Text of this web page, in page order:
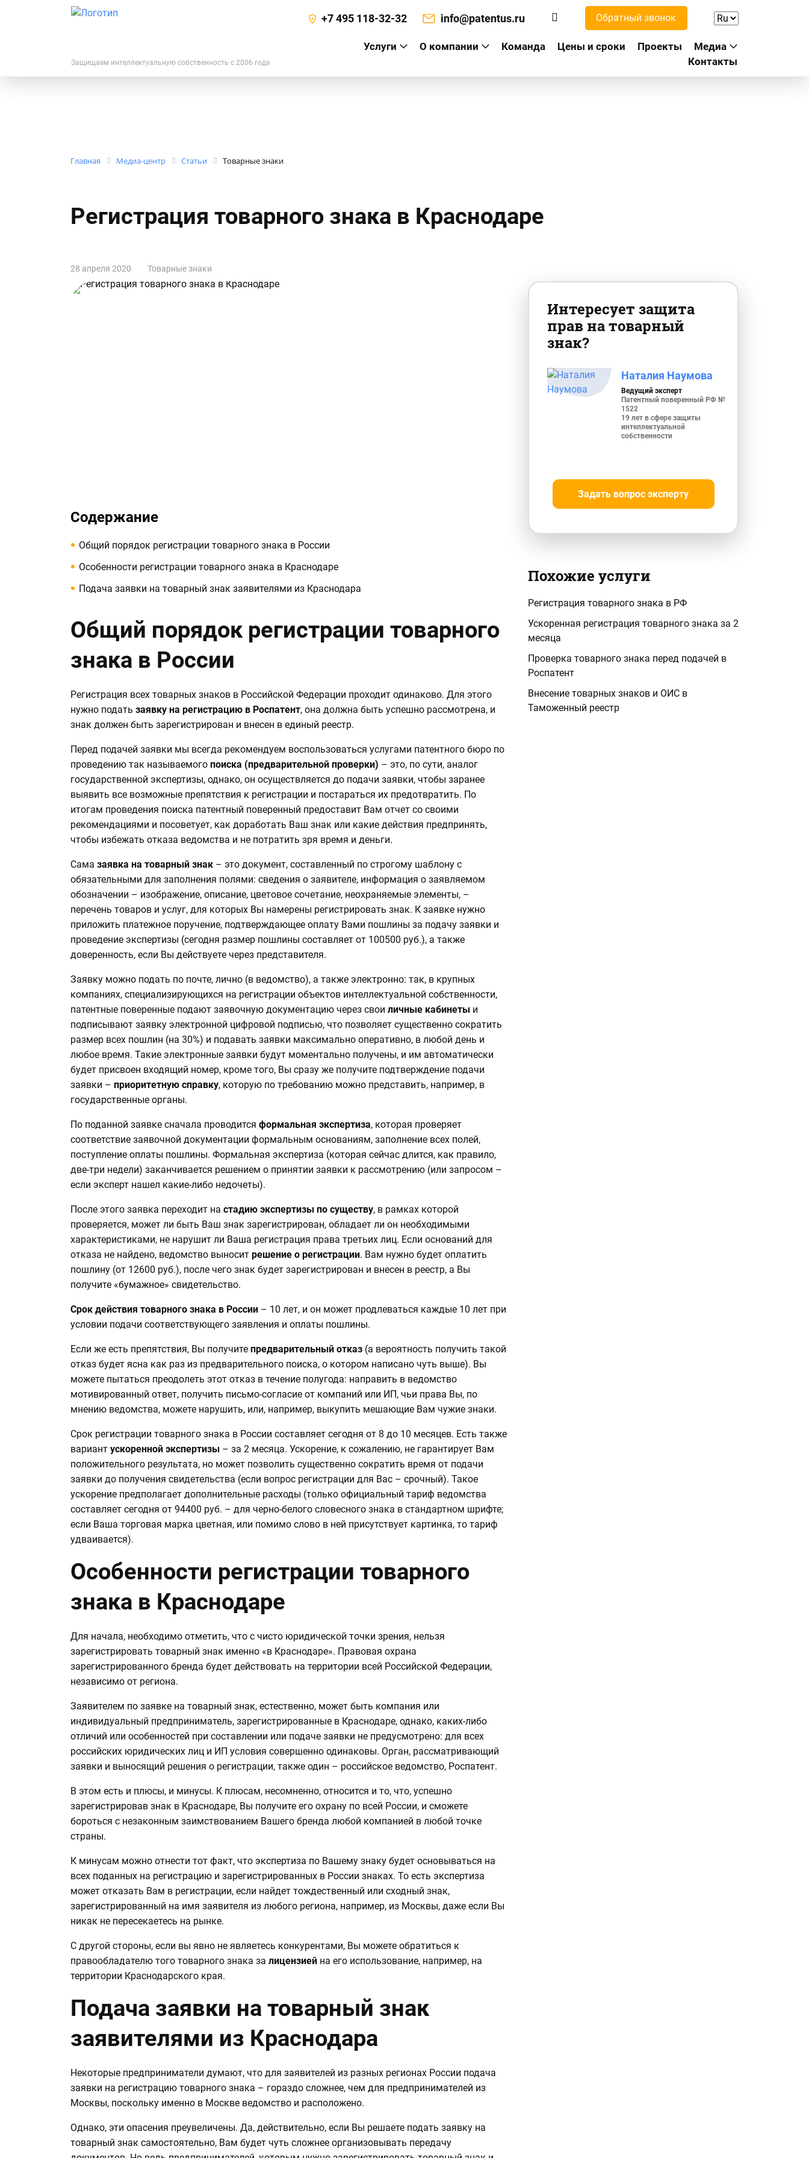
Защищаем интеллектуальную собственность с 2006 года
+7 495 118-32-32 info@patentus.ru Обратный звонок
Услуги О компании Команда Цены и сроки Проекты
Медиа
Контакты
Главная Медиа-центр Статьи Товарные знаки
Регистрация товарного знака в Краснодаре
28 апреля 2020 Товарные знаки
Содержание
Общий порядок регистрации товарного знака в России
Особенности регистрации товарного знака в Краснодаре
Подача заявки на товарный знак заявителями из Краснодара
Общий порядок регистрации товарного
знака в России
Регистрация всех товарных знаков в Российской Федерации проходит одинаково. Для этого
нужно подать заявку на регистрацию в Роспатент, она должна быть успешно рассмотрена, и
знак должен быть зарегистрирован и внесен в единый реестр.
Перед подачей заявки мы всегда рекомендуем воспользоваться услугами патентного бюро по
проведению так называемого поиска (предварительной проверки) – это, по сути, аналог
государственной экспертизы, однако, он осуществляется до подачи заявки, чтобы заранее
выявить все возможные препятствия к регистрации и постараться их предотвратить. По
итогам проведения поиска патентный поверенный предоставит Вам отчет со своими
рекомендациями и посоветует, как доработать Ваш знак или какие действия предпринять,
чтобы избежать отказа ведомства и не потратить зря время и деньги.
Сама заявка на товарный знак – это документ, составленный по строгому шаблону с
обязательными для заполнения полями: сведения о заявителе, информация о заявляемом
обозначении – изображение, описание, цветовое сочетание, неохраняемые элементы, –
перечень товаров и услуг, для которых Вы намерены регистрировать знак. К заявке нужно
приложить платежное поручение, подтверждающее оплату Вами пошлины за подачу заявки и
проведение экспертизы (сегодня размер пошлины составляет от 100500 руб.), а также
доверенность, если Вы действуете через представителя.
Заявку можно подать по почте, лично (в ведомство), а также электронно: так, в крупных
компаниях, специализирующихся на регистрации объектов интеллектуальной собственности,
патентные поверенные подают заявочную документацию через свои личные кабинеты и
подписывают заявку электронной цифровой подписью, что позволяет существенно сократить
размер всех пошлин (на 30%) и подавать заявки максимально оперативно, в любой день и
любое время. Такие электронные заявки будут моментально получены, и им автоматически
будет присвоен входящий номер, кроме того, Вы сразу же получите подтверждение подачи
заявки – приоритетную справку, которую по требованию можно представить, например, в
государственные органы.
По поданной заявке сначала проводится формальная экспертиза, которая проверяет
соответствие заявочной документации формальным основаниям, заполнение всех полей,
поступление оплаты пошлины. Формальная экспертиза (которая сейчас длится, как правило,
две-три недели) заканчивается решением о принятии заявки к рассмотрению (или запросом –
если эксперт нашел какие-либо недочеты).
После этого заявка переходит на стадию экспертизы по существу, в рамках которой
проверяется, может ли быть Ваш знак зарегистрирован, обладает ли он необходимыми
характеристиками, не нарушит ли Ваша регистрация права третьих лиц. Если оснований для
отказа не найдено, ведомство выносит решение о регистрации. Вам нужно будет оплатить
пошлину (от 12600 руб.), после чего знак будет зарегистрирован и внесен в реестр, а Вы
получите «бумажное» свидетельство.
Срок действия товарного знака в России – 10 лет, и он может продлеваться каждые 10 лет при
условии подачи соответствующего заявления и оплаты пошлины.
Если же есть препятствия, Вы получите предварительный отказ (а вероятность получить такой
отказ будет ясна как раз из предварительного поиска, о котором написано чуть выше). Вы
можете пытаться преодолеть этот отказ в течение полугода: направить в ведомство
мотивированный ответ, получить письмо-согласие от компаний или ИП, чьи права Вы, по
мнению ведомства, можете нарушить, или, например, выкупить мешающие Вам чужие знаки.
Срок регистрации товарного знака в России составляет сегодня от 8 до 10 месяцев. Есть также
вариант ускоренной экспертизы – за 2 месяца. Ускорение, к сожалению, не гарантирует Вам
положительного результата, но может позволить существенно сократить время от подачи
заявки до получения свидетельства (если вопрос регистрации для Вас – срочный). Такое
ускорение предполагает дополнительные расходы (только официальный тариф ведомства
составляет сегодня от 94400 руб. – для черно-белого словесного знака в стандартном шрифте;
если Ваша торговая марка цветная, или помимо слово в ней присутствует картинка, то тариф
удваивается).
Особенности регистрации товарного
знака в Краснодаре
Для начала, необходимо отметить, что с чисто юридической точки зрения, нельзя
зарегистрировать товарный знак именно «в Краснодаре». Правовая охрана
зарегистрированного бренда будет действовать на территории всей Российской Федерации,
независимо от региона.
Заявителем по заявке на товарный знак, естественно, может быть компания или
индивидуальный предприниматель, зарегистрированные в Краснодаре, однако, каких-либо
отличий или особенностей при составлении или подаче заявки не предусмотрено: для всех
российских юридических лиц и ИП условия совершенно одинаковы. Орган, рассматривающий
заявки и выносящий решения о регистрации, также один – российское ведомство, Роспатент.
В этом есть и плюсы, и минусы. К плюсам, несомненно, относится и то, что, успешно
зарегистрировав знак в Краснодаре, Вы получите его охрану по всей России, и сможете
бороться с незаконным заимствованием Вашего бренда любой компанией в любой точке
страны.
К минусам можно отнести тот факт, что экспертиза по Вашему знаку будет основываться на
всех поданных на регистрацию и зарегистрированных в России знаках. То есть экспертиза
может отказать Вам в регистрации, если найдет тождественный или сходный знак,
зарегистрированный на имя заявителя из любого региона, например, из Москвы, даже если Вы
никак не пересекаетесь на рынке.
С другой стороны, если вы явно не являетесь конкурентами, Вы можете обратиться к
правообладателю того товарного знака за лицензией на его использование, например, на
территории Краснодарского края.
Подача заявки на товарный знак
заявителями из Краснодара
Некоторые предприниматели думают, что для заявителей из разных регионах России подача
заявки на регистрацию товарного знака – гораздо сложнее, чем для предпринимателей из
Москвы, поскольку именно в Москве ведомство и расположено.
Однако, эти опасения преувеличены. Да, действительно, если Вы решаете подать заявку на
товарный знак самостоятельно, Вам будет чуть сложнее организовывать передачу
Интересует защита
прав на товарный
знак?
Наталия Наумова
Ведущий эксперт
Патентный поверенный РФ №
1522
19 лет в сфере защиты
интеллектуальной
собственности
Задать вопрос эксперту
Похожие услуги
Регистрация товарного знака в РФ
Ускоренная регистрация товарного знака за 2
месяца
Проверка товарного знака перед подачей в
Роспатент
Внесение товарных знаков и ОИС в
Таможенный реестр